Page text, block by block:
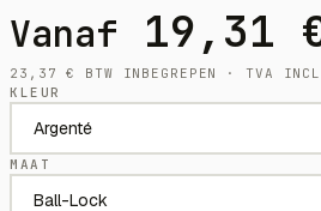
Vanaf 19,31
23,37€
BTW INBEGREPEN · TVA
KLEUR
MAAT